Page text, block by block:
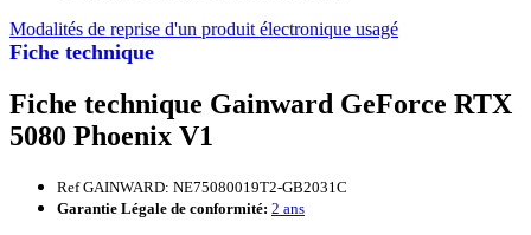
Fiche technique
Modalités de reprise d'un produit électronique usagé
Fiche technique Gainward GeForce RTX
5080 Phoenix V1
Ref GAINWARD: NE75080019T2-GB2031C
Garantie Légale de conformité: 2 ans